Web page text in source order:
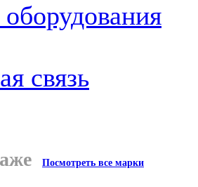
связь
Посмотреть все марки